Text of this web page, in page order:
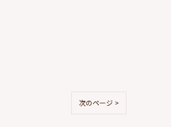
次のページ >